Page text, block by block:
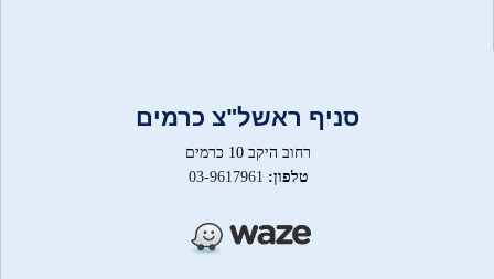
סניף ראשל"צ כרמים
רחוב היקב 10 כרמים
טלפון: 03-9617961